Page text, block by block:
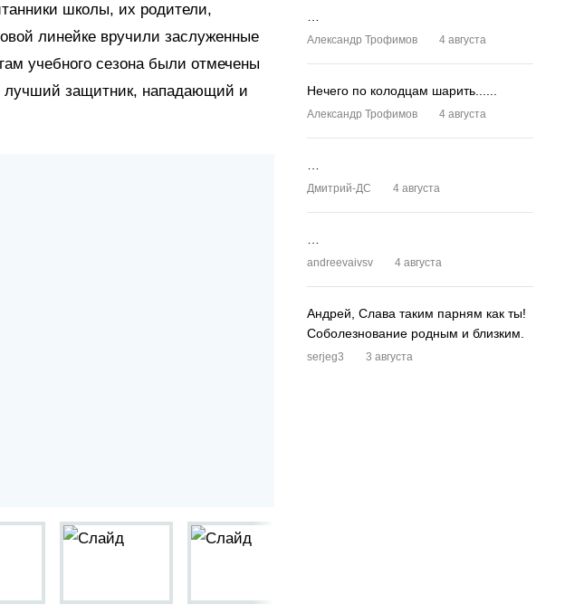
школы, их родители,
линейке вручили заслуженные
учебного сезона были отмечены
лучший защитник, нападающий и
Александр Трофимов 4 августа
Нечего по колодцам шарить......
Александр Трофимов 4 августа
Дмитрий-ДС 4 августа
andreevaivsv 4 августа
Андрей, Слава таким парням как ты!
Соболезнование родным и близким.
serjeg3 3 августа